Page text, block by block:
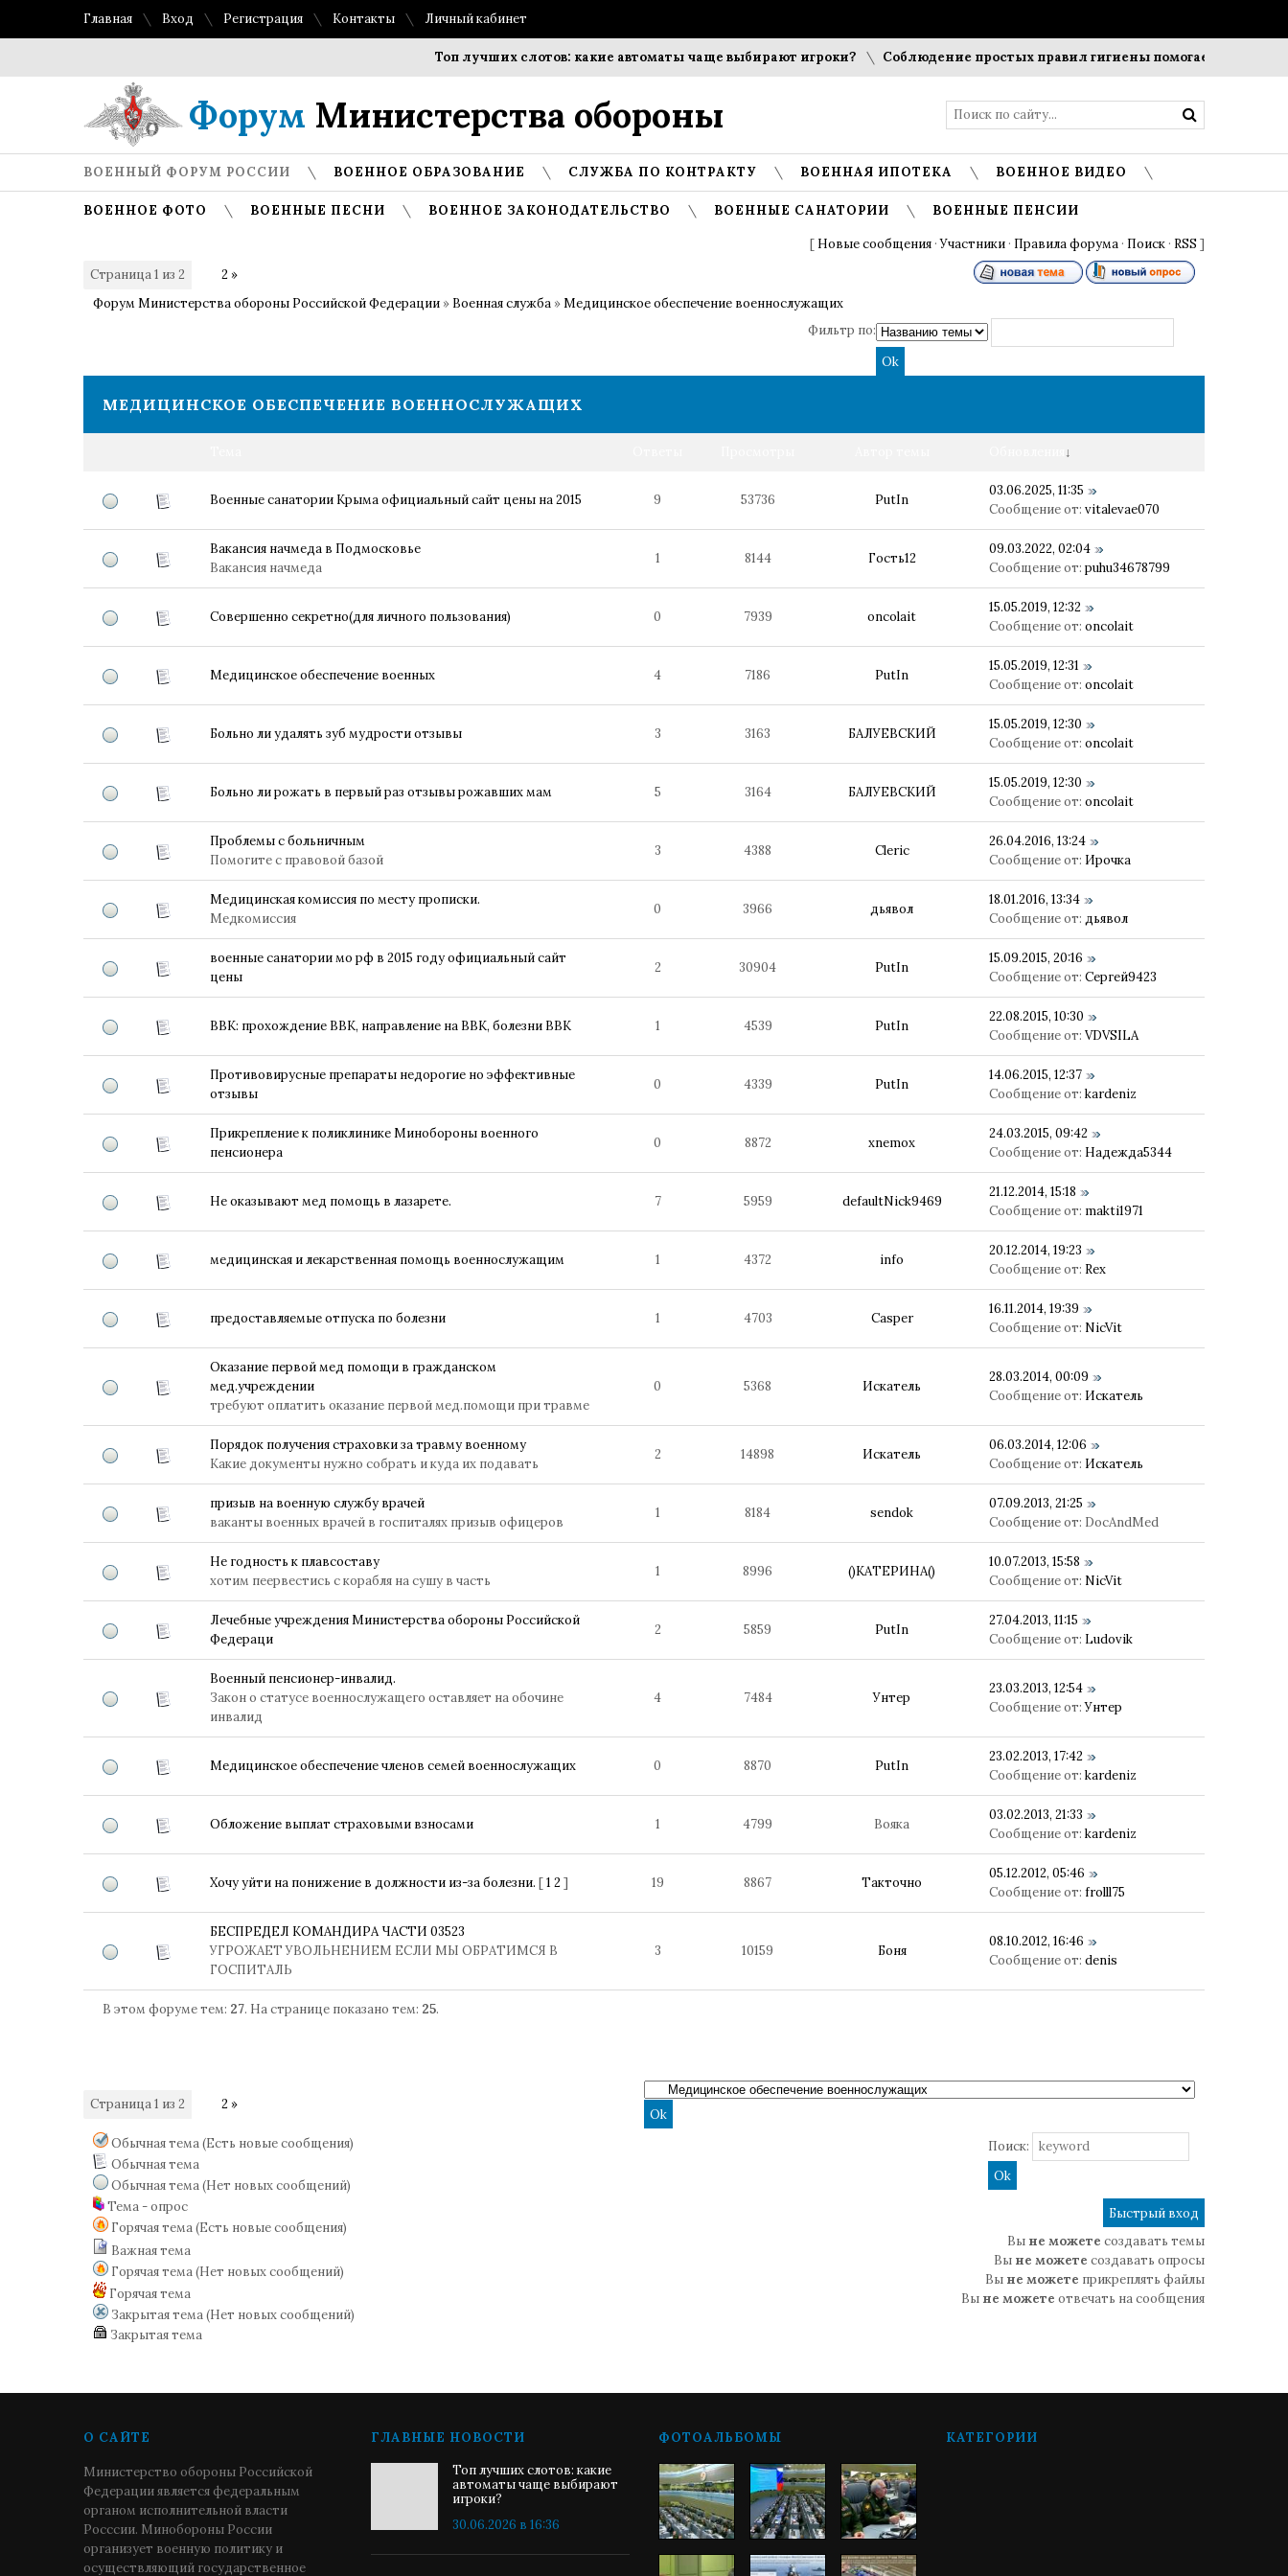
Главная Вход Регистрация Контакты Личный кабинет
Топ лучших слотов: какие автоматы чаще выбирают игроки? Соблюдение простых правил гигиены помогает сохранить
Форум Министерства обороны
ВОЕННЫЙ ФОРУМ РОССИИ ВОЕННОЕ ОБРАЗОВАНИЕ СЛУЖБА ПО КОНТРАКТУ ВОЕННАЯ ИПОТЕКА ВОЕННОЕ ВИДЕО
ВОЕННОЕ ФОТО ВОЕННЫЕ ПЕСНИ ВОЕННОЕ ЗАКОНОДАТЕЛЬСТВО ВОЕННЫЕ САНАТОРИИ ВОЕННЫЕ ПЕНСИИ
[ Новые сообщения ·Участники · Правила форума · Поиск · RSS ]
Страница1 из 2 2 »
Форум Министерства обороны Российской Федерации » Военная служба »Медицинское обеспечение военнослужащих
Фильтр по:
МЕДИЦИНСКОЕ ОБЕСПЕЧЕНИЕ ВОЕННОСЛУЖАЩИХ
↓
Военные санатории Крыма официальный сайт цены на 2015 9 53736 PutIn
03.06.2025, 11:35
Сообщение от: vitalevae070
Вакансия начмеда в Подмосковье
Вакансия начмеда
1 8144 Гость12
09.03.2022, 02:04
Сообщение от: puhu34678799
Совершенно секретно(для личного пользования) 0 7939 oncolait
15.05.2019, 12:32
Сообщение от: oncolait
Медицинское обеспечение военных 4 7186 PutIn
15.05.2019, 12:31
Сообщение от: oncolait
Больно ли удалять зуб мудрости отзывы 3 3163 БАЛУЕВСКИЙ
15.05.2019, 12:30
Сообщение от: oncolait
Больно ли рожать в первый раз отзывы рожавших мам 5 3164 БАЛУЕВСКИЙ
15.05.2019, 12:30
Сообщение от: oncolait
Проблемы с больничным
Помогите с правовой базой
3 4388 Cleric
26.04.2016, 13:24
Сообщение от: Ирочка
Медицинская комиссия по месту прописки.
Медкомиссия
0 3966 дьявол
18.01.2016, 13:34
Сообщение от: дьявол
военные санатории мо рф в 2015 году официальный сайт
цены
2 30904 PutIn
15.09.2015, 20:16
Сообщение от: Сергей9423
ВВК: прохождение ВВК, направление на ВВК, болезни ВВК 1 4539 PutIn
22.08.2015, 10:30
Сообщение от: VDVSILA
Противовирусные препараты недорогие но эффективные
отзывы
0 4339 PutIn
14.06.2015, 12:37
Сообщение от: kardeniz
Прикрепление к поликлинике Минобороны военного
пенсионера
0 8872 xnemox
24.03.2015, 09:42
Сообщение от: Надежда5344
Не оказывают мед помощь в лазарете. 7 5959 defaultNick9469
21.12.2014, 15:18
Сообщение от: makti1971
медицинская и лекарственная помощь военнослужащим 1 4372 info
20.12.2014, 19:23
Сообщение от: Rex
предоставляемые отпуска по болезни 1 4703 Casper
16.11.2014, 19:39
Сообщение от: NicVit
Оказание первой мед помощи в гражданском
мед.учреждении
требуют оплатить оказание первой мед.помощи при травме
0 5368 Искатель
28.03.2014, 00:09
Сообщение от: Искатель
Порядок получения страховки за травму военному
Какие документы нужно собрать и куда их подавать
2 14898 Искатель
06.03.2014, 12:06
Сообщение от: Искатель
призыв на военную службу врачей
ваканты военных врачей в госпиталях призыв офицеров
1 8184 sendok
07.09.2013, 21:25
Сообщение от: DocAndMed
Не годность к плавсоставу
хотим пеервестись с корабля на сушу в часть
1 8996 ()КАТЕРИНА()
10.07.2013, 15:58
Сообщение от: NicVit
Лечебные учреждения Министерства обороны Российской
Федераци
2 5859 PutIn
27.04.2013, 11:15
Сообщение от: Ludovik
Военный пенсионер-инвалид.
Закон о статусе военнослужащего оставляет на обочине
инвалид
4 7484 Унтер
23.03.2013, 12:54
Сообщение от:Унтер
Медицинское обеспечение членов семей военнослужащих 0 8870 PutIn
23.02.2013, 17:42
Сообщение от: kardeniz
Обложение выплат страховыми взносами 1 4799 Вояка
03.02.2013, 21:33
Сообщение от: kardeniz
Хочу уйти на понижение в должности из-за болезни. [1 2 ] 19 8867 Такточно
05.12.2012, 05:46
Сообщение от: frolll75
БЕСПРЕДЕЛ КОМАНДИРА ЧАСТИ 03523
УГРОЖАЕТ УВОЛЬНЕНИЕМ ЕСЛИ МЫ ОБРАТИМСЯ В
ГОСПИТАЛЬ
3 10159 Боня
08.10.2012, 16:46
Сообщение от: denis
В этом форуме тем: 27. На странице показано тем: 25.
Страница1 из 2 2 »
Обычная тема (Есть новые сообщения)
Обычная тема
Обычная тема (Нет новых сообщений)
Тема - опрос
Горячая тема (Есть новые сообщения)
Важная тема
Горячая тема (Нет новых сообщений)
Горячая тема
Закрытая тема (Нет новых сообщений)
Закрытая тема
Поиск:
Вы не можете создавать темы
Вы не можете создавать опросы
Вы не можете прикреплять файлы
Вы не можете отвечать на сообщения
О САЙТЕ
Министерство обороны Российской
Федерации является федеральным
органом исполнительной власти
Росссии. Минобороны России
организует военную политику и
осуществляющий государственное
ГЛАВНЫЕ НОВОСТИ
Топ лучших слотов: какие
автоматы чаще выбирают
игроки?
30.06.2026 в 16:36
ФОТОАЛЬБОМЫ КАТЕГОРИИ